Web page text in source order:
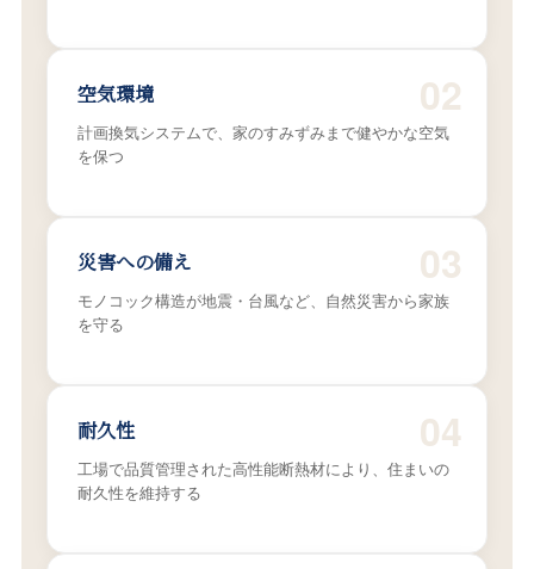
02
空気環境
計画換気システムで、家のすみずみまで健やかな空気
を保つ
03
災害への備え
モノコック構造が地震・台風など、自然災害から家族
を守る
04
耐久性
工場で品質管理された高性能断熱材により、住まいの
耐久性を維持する